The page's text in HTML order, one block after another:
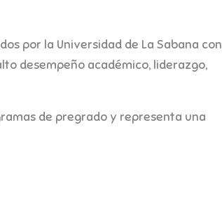
por la Universidad de La Sabana con
desempeño académico, liderazgo,
de pregrado y representa una